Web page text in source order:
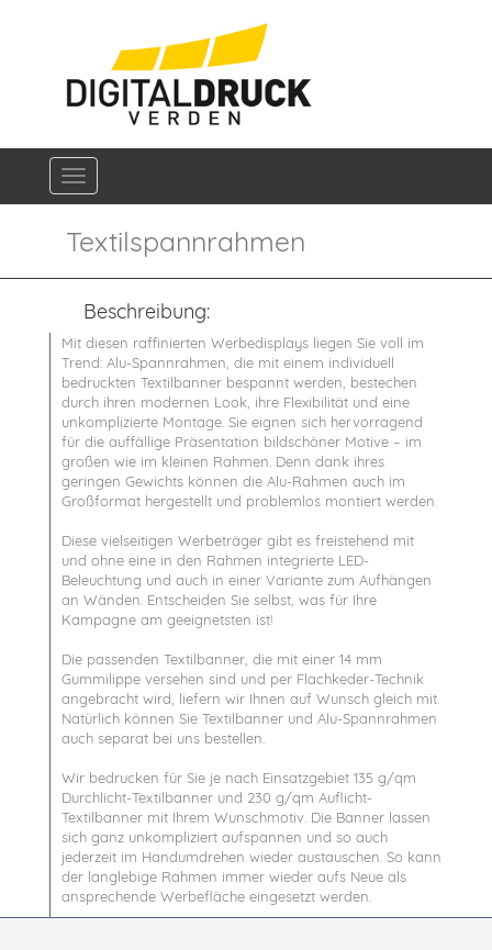
Navigation ein-/ausblenden
Textilspannrahmen
Beschreibung:
Mit diesen raffinierten Werbedisplays liegen Sie voll im
Trend: Alu-Spannrahmen, die mit einem individuell
bedruckten Textilbanner bespannt werden, bestechen
durch ihren modernen Look, ihre Flexibilität und eine
unkomplizierte Montage. Sie eignen sich hervorragend
für die auffällige Präsentation bildschöner Motive – im
großen wie im kleinen Rahmen. Denn dank ihres
geringen Gewichts können die Alu-Rahmen auch im
Großformat hergestellt und problemlos montiert werden.
Diese vielseitigen Werbeträger gibt es freistehend mit
und ohne eine in den Rahmen integrierte LED-
Beleuchtung und auch in einer Variante zum Aufhängen
an Wänden. Entscheiden Sie selbst, was für Ihre
Kampagne am geeignetsten ist!
Die passenden Textilbanner, die mit einer 14 mm
Gummilippe versehen sind und per Flachkeder-Technik
angebracht wird, liefern wir Ihnen auf Wunsch gleich mit.
Natürlich können Sie Textilbanner und Alu-Spannrahmen
auch separat bei uns bestellen.
Wir bedrucken für Sie je nach Einsatzgebiet 135 g/qm
Durchlicht-Textilbanner und 230 g/qm Auflicht-
Textilbanner mit Ihrem Wunschmotiv. Die Banner lassen
sich ganz unkompliziert aufspannen und so auch
jederzeit im Handumdrehen wieder austauschen. So kann
der langlebige Rahmen immer wieder aufs Neue als
ansprechende Werbefläche eingesetzt werden.